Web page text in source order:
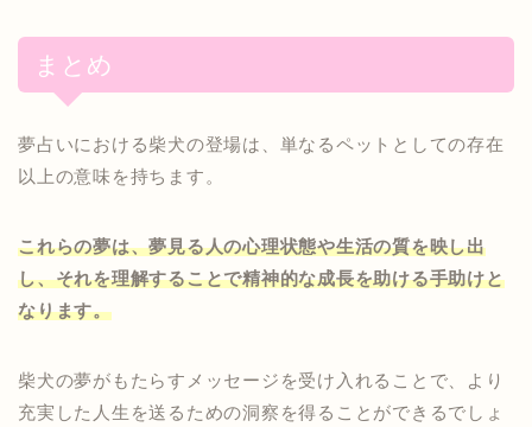
まとめ
夢占いにおける柴犬の登場は、単なるペットとしての存在
以上の意味を持ちます。
これらの夢は、夢見る人の心理状態や生活の質を映し出
し、それを理解することで精神的な成長を助ける手助けと
なります。
柴犬の夢がもたらすメッセージを受け入れることで、より
充実した人生を送るための洞察を得ることができるでしょ